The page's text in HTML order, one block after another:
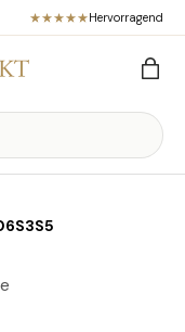
Hervorragend